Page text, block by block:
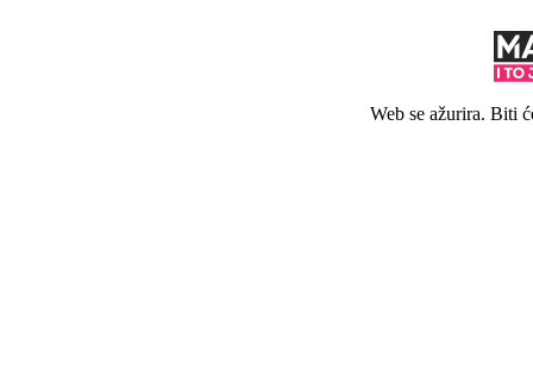
Web se ažurira. Biti